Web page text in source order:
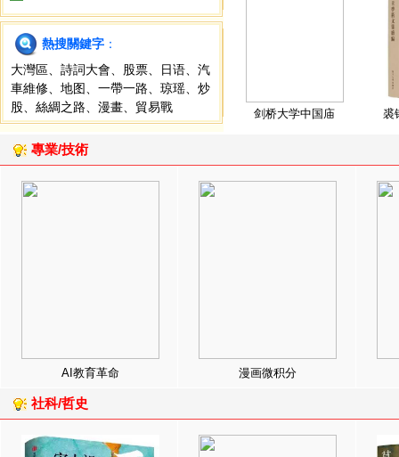
熱搜關鍵字 ：
大灣區
詩詞大會 股票 日语
汽
車維修
地图 一帶一路 琼瑶
炒
股
絲綢之路 漫畫 貿易戰 剑桥大学中国庙 裘
專業/技術
AI教育革命 漫画微积分
社科/哲史